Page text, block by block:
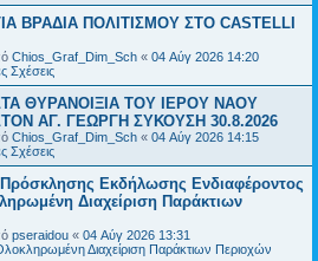
ΒΡΑΔΙΑ ΠΟΛΙΤΙΣΜΟΥ ΣΤΟ CASTELLI
Chios_Graf_Dim_Sch « 04 Αύγ 2026 14:20
Σχέσεις
ΘΥΡΑΝΟΙΞΙΑ ΤΟΥ ΙΕΡΟΥ ΝΑΟΥ
ΑΓ. ΓΕΩΡΓΗ ΣΥΚΟΥΣΗ 30.8.2026
Chios_Graf_Dim_Sch « 04 Αύγ 2026 14:15
Σχέσεις
Εκδήλωσης Ενδιαφέροντος
Διαχείριση Παράκτιων
pseraidou « 04 Αύγ 2026 13:31
Διαχείριση Παράκτιων Περιοχών